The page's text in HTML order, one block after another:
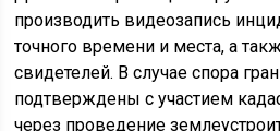
производить видеозапись
точного времени и места, а
свидетелей. В случае спора
подтверждены с участием
через проведение